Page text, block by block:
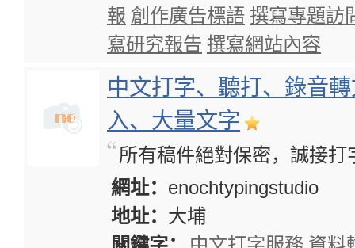
報 創作廣告標語 撰寫專題訪
寫研究報告 撰寫網站內容
中文打字、聽打、錄音
入、大量文字
所有稿件絕對保密，誠接
網址： enochtypingstudio
地址： 大埔